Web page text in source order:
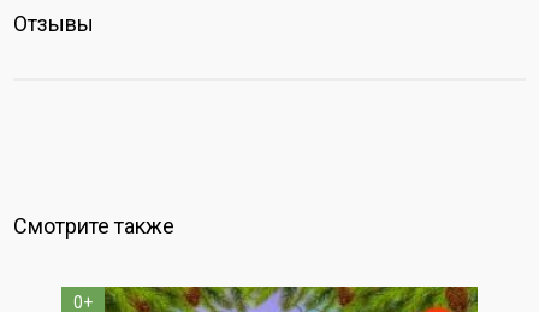
Отзывы
Смотрите также
0+